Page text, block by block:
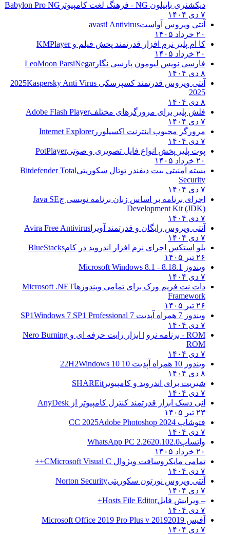
دیکشنری بابیلون NG - فرهنگ لغت کامپیوتر
Babylon Pro NG
۷ دی ۱۴۰۴
آنتی ویروس آواستavast! Antivirus
۲۰ خرداد ۱۴۰۵
کا ام پلیر نرم افزار قدرتمند پخش فیلم وKMPlayer
۲۰ خرداد ۱۴۰۵
فارسی نویس لیومون پارسی نگارLeoMoon ParsiNegar
۸ دی ۱۴۰۴
آنتی ویروس قدرتمند کسپرسکی 2025 Kaspersky Anti Virus
2025
۸ دی ۱۴۰۴
فلش پلیر برای مرورگرهای مختلفAdobe Flash Player
۷ دی ۱۴۰۴
مرورگر محبوب اینترنت اکسپلوررInternet Explorer
۷ دی ۱۴۰۴
پوت پلیر پخش انواع فایل تصویری و صوتیPotPlayer
۲۰ خرداد ۱۴۰۵
بسته امنیتی بیت دیفندر توتال سکوریتیBitdefender Total
Security
۷ دی ۱۴۰۴
اجرای برنامه بر اساس زبان برنامه نویسی جJava SE
Development Kit (JDK)
۷ دی ۱۴۰۴
آنتی ویروس رایگان و قدرتمند آویرا Avira Free Antivirus
۷ دی ۱۴۰۴
بلو استکس اجرای نرم افزار اندروید در کامBlueStacks
۲۶ تیر ۱۴۰۵
ویندوز 8.1
8.1 - Microsoft Windows 8.1
۷ دی ۱۴۰۴
دات نت فریم ورک برای تمامی ویندوزهاMicrosoft .NET
Framework
۲۶ تیر ۱۴۰۵
ویندوز 7 همراه آپدیت 7 SP1
Windows 7 SP1 Professional
۷ دی ۱۴۰۴
ROM - برنامه نرو | ابزار رایت حرفه ای و
Nero Burning
ROM
۷ دی ۱۴۰۴
ویندوز 10 همراه آپدیت 10 22H2
Windows 10
۸ دی ۱۴۰۴
شیریت برای اندروید و کامپیوتر SHAREit
۷ دی ۱۴۰۴
انی دسک ابزار قدرتمند کنترل کامپیوتر از AnyDesk
۲۳ تیر ۱۴۰۵
فتوشاپ CC 2025 Adobe Photoshop 2024
۷ دی ۱۴۰۴
واتساپWhatsApp PC 2.2620.102.0
۲۰ خرداد ۱۴۰۵
تمامی مایکروسافت ویژوال C Microsoft Visual C++
۷ دی ۱۴۰۴
آنتی ویروس نورتون سکوریتیNorton Security
۷ دی ۱۴۰۴
– ویرایش فایلHosts File Editor+
۷ دی ۱۴۰۴
آفیس 2019 2019 Microsoft Office 2019 Pro Plus v
۷ دی ۱۴۰۴